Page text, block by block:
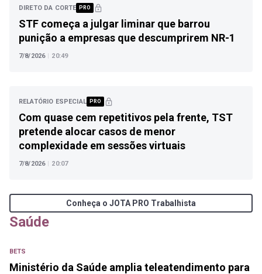
DIRETO DA CORTE PRO
STF começa a julgar liminar que barrou
punição a empresas que descumprirem NR-1
7/8/2026 | 20:49
RELATÓRIO ESPECIAL PRO
Com quase cem repetitivos pela frente, TST
pretende alocar casos de menor
complexidade em sessões virtuais
7/8/2026 | 20:07
Conheça o JOTA PRO Trabalhista
Saúde
BETS
Ministério da Saúde amplia teleatendimento para